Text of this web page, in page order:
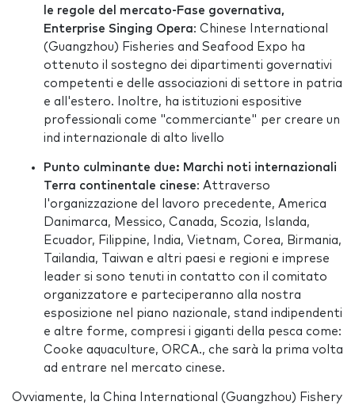
le regole del mercato-Fase governativa,
Enterprise Singing Opera: Chinese International
(Guangzhou) Fisheries and Seafood Expo ha
ottenuto il sostegno dei dipartimenti governativi
competenti e delle associazioni di settore in patria
e all'estero. Inoltre, ha istituzioni espositive
professionali come "commerciante" per creare un
ind internazionale di alto livello
Punto culminante due: Marchi noti internazionali
Terra continentale cinese: Attraverso
l'organizzazione del lavoro precedente, America
Danimarca, Messico, Canada, Scozia, Islanda,
Ecuador, Filippine, India, Vietnam, Corea, Birmania,
Tailandia, Taiwan e altri paesi e regioni e imprese
leader si sono tenuti in contatto con il comitato
organizzatore e parteciperanno alla nostra
esposizione nel piano nazionale, stand indipendenti
e altre forme, compresi i giganti della pesca come:
Cooke aquaculture, ORCA., che sarà la prima volta
ad entrare nel mercato cinese.
Ovviamente, la China International (Guangzhou) Fishery